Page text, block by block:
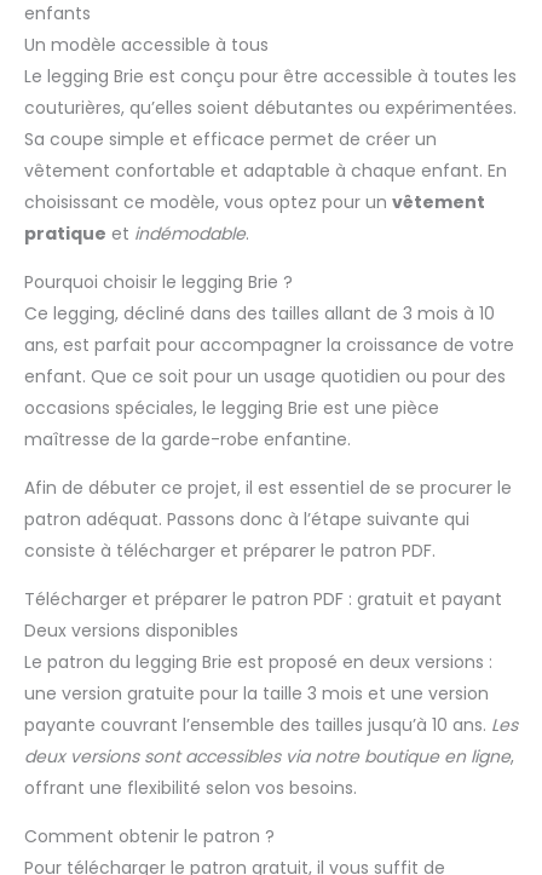
enfants
Un modèle accessible à tous
Le legging Brie est conçu pour être accessible à toutes les
couturières, qu’elles soient débutantes ou expérimentées.
Sa coupe simple et efficace permet de créer un
vêtement confortable et adaptable à chaque enfant. En
choisissant ce modèle, vous optez pour un vêtement
pratique et indémodable.
Pourquoi choisir le legging Brie ?
Ce legging, décliné dans des tailles allant de 3 mois à 10
ans, est parfait pour accompagner la croissance de votre
enfant. Que ce soit pour un usage quotidien ou pour des
occasions spéciales, le legging Brie est une pièce
maîtresse de la garde-robe enfantine.
Afin de débuter ce projet, il est essentiel de se procurer le
patron adéquat. Passons donc à l’étape suivante qui
consiste à télécharger et préparer le patron PDF.
Télécharger et préparer le patron PDF : gratuit et payant
Deux versions disponibles
Le patron du legging Brie est proposé en deux versions :
une version gratuite pour la taille 3 mois et une version
payante couvrant l’ensemble des tailles jusqu’à 10 ans. Les
deux versions sont accessibles via notre boutique en ligne,
offrant une flexibilité selon vos besoins.
Comment obtenir le patron ?
Pour télécharger le patron gratuit, il vous suffit de